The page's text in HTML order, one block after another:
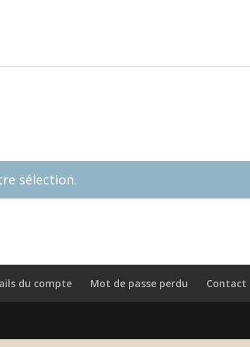
sélection.
du compte Mot de passe perdu Contact